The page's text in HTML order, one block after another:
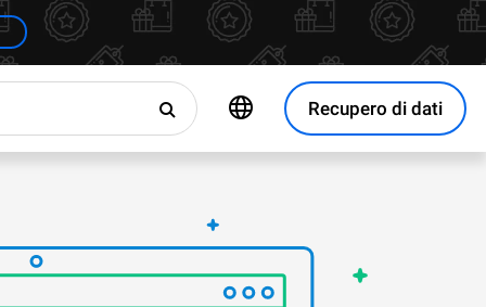
Recupero di dati